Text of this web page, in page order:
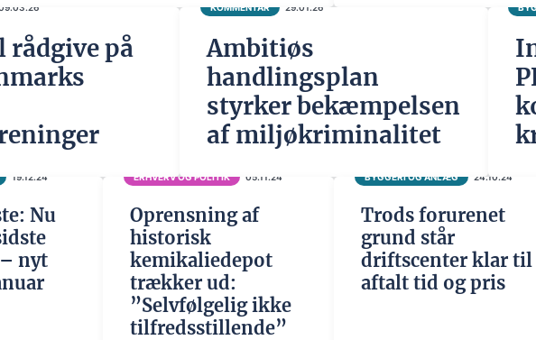
rådgive på
KOMMENTAR 29.01.26
Ambitiøs
handlingsplan
styrker bekæmpelsen
af miljøkriminalitet
19.12.24
Nu
nyt
ERHVERV OG POLITIK 05.11.24
Oprensning af
historisk
kemikaliedepot
trækker ud:
”Selvfølgelig ikke
tilfredsstillende”
BYGGERI OG ANLÆG 24.10.24
Trods forurenet
grund står
driftscenter klar til
aftalt tid og pris